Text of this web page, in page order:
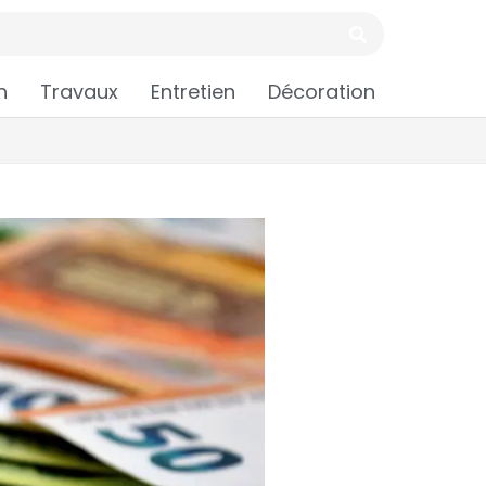
Travaux Entretien Décoration